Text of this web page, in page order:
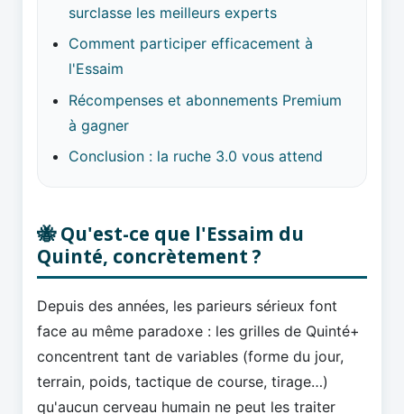
surclasse les meilleurs experts
Comment participer efficacement à
l'Essaim
Récompenses et abonnements Premium
à gagner
Conclusion : la ruche 3.0 vous attend
🐝 Qu'est-ce que l'Essaim du
Quinté, concrètement ?
Depuis des années, les parieurs sérieux font
face au même paradoxe : les grilles de Quinté+
concentrent tant de variables (forme du jour,
terrain, poids, tactique de course, tirage…)
qu'aucun cerveau humain ne peut les traiter